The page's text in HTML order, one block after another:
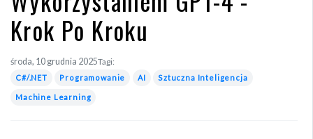
Krok Po Kroku
środa, 10 grudnia 2025Tagi:
C#/.NET Programowanie AI Sztuczna Inteligencja
Machine Learning